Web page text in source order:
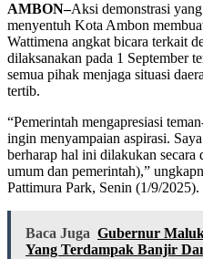
AMBON–Aksi demonstrasi
menyentuh Kota Ambon
Wattimena angkat bicara terkait
dilaksanakan pada 1 September
semua pihak menjaga situasi
tertib.
“Pemerintah mengapresiasi
ingin menyampaian aspirasi.
berharap hal ini dilakukan secara
umum dan pemerintah),”
Pattimura Park, Senin (1/9/2025).
Baca Juga Gubernur
Yang Terdampak Banjir